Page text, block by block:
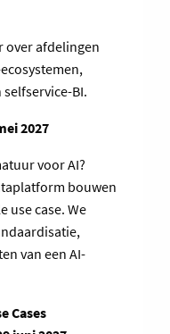
over afdelingen
BI.
2027
voor AI?
bouwen
use case. We
van een AI-
Cases